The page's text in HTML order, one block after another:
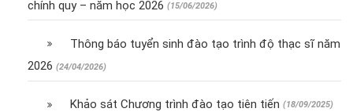
chính quy – năm học 2026 (15/06/2026)
Thông báo tuyển sinh đào tạo trình độ thạc sĩ năm
2026 (24/04/2026)
Khảo sát Chương trình đào tạo tiên tiến (18/09/2025)